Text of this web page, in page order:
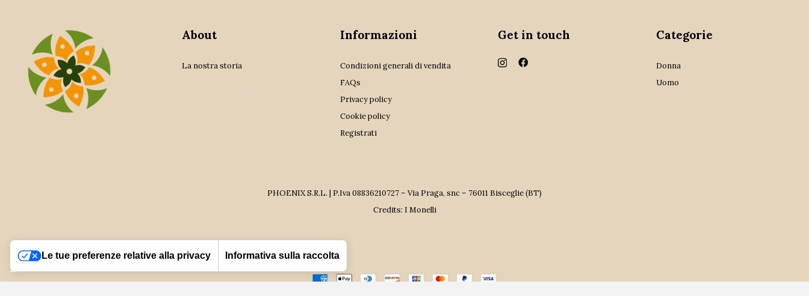
About
La nostra storia
Informazioni
Condizioni generali di vendita
FAQs
Privacy policy
Cookie policy
Registrati
Get in touch Categorie
Donna
Uomo
PHOENIX S.R.L. | P.Iva 08836210727 – Via Praga, snc – 76011 Bisceglie (BT)
Credits: I Monelli
Le tue preferenze relative alla privacy Informativa sulla raccolta